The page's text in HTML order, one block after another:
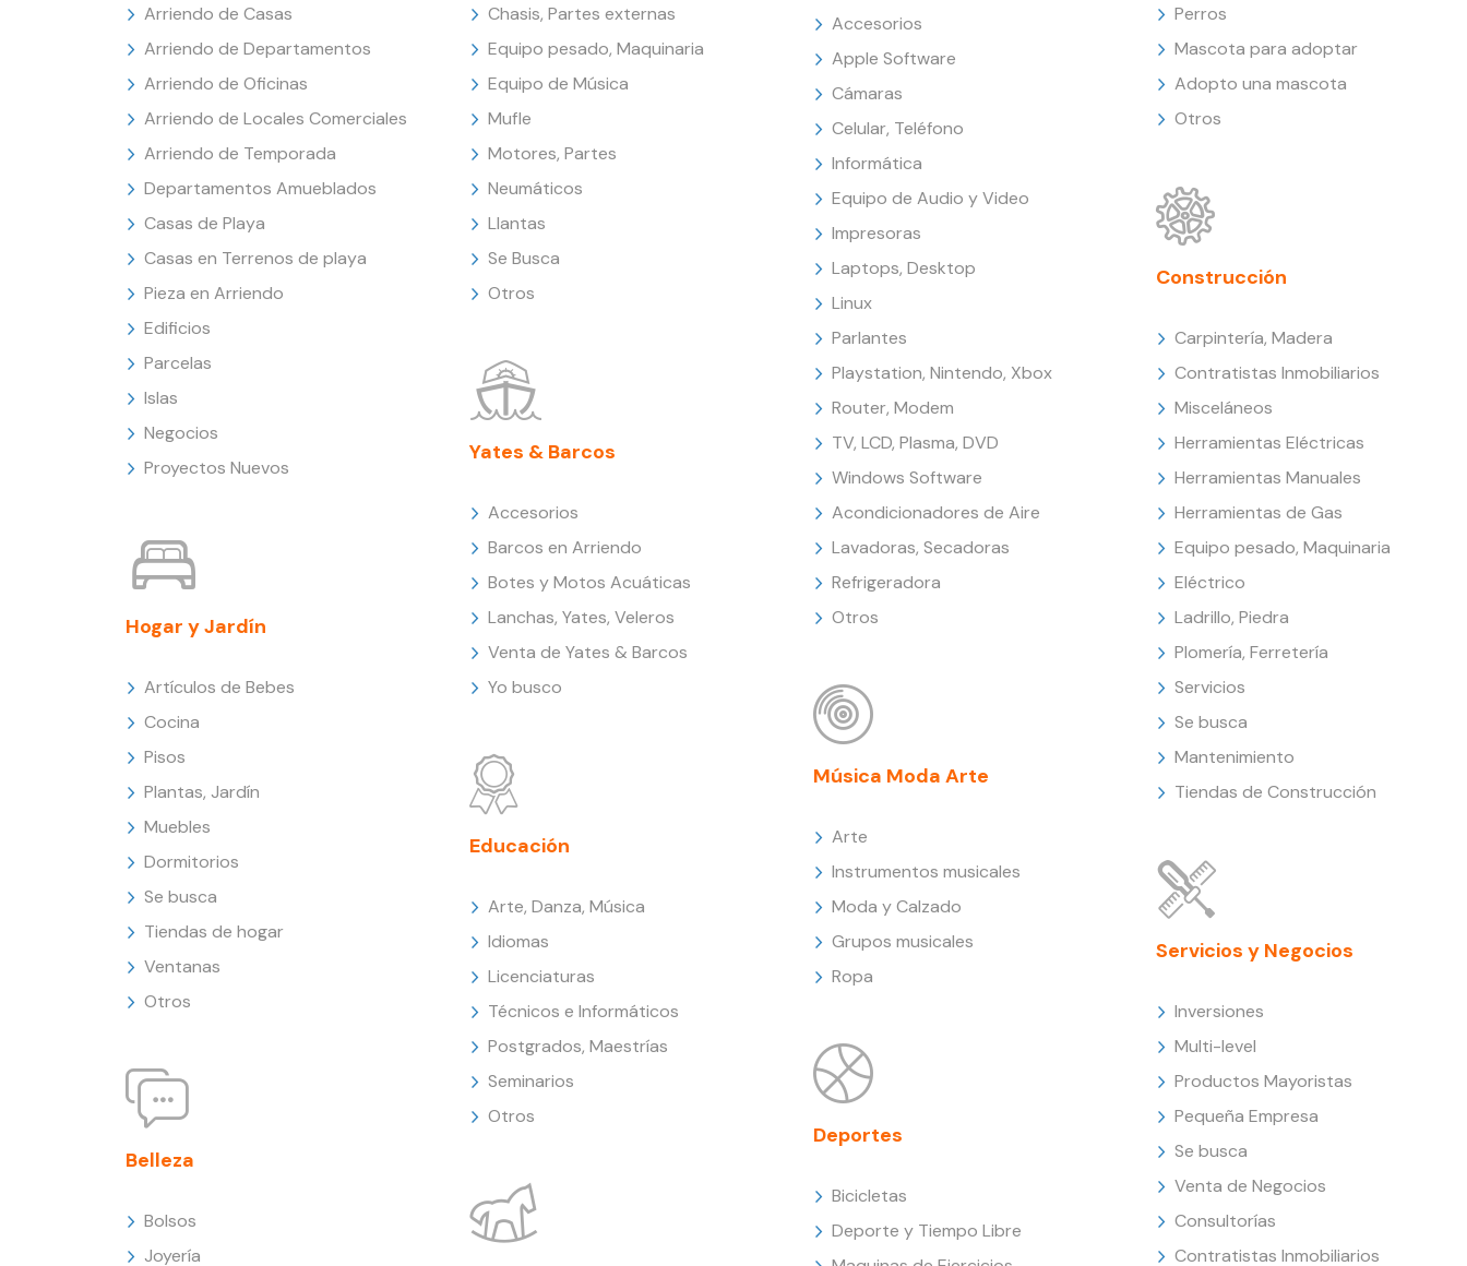
Arriendo de Casas
Arriendo de Departamentos
Arriendo de Oficinas
Arriendo de Locales Comerciales
Arriendo de Temporada
Departamentos Amueblados
Casas de Playa
Casas en Terrenos de playa
Pieza en Arriendo
Edificios
Parcelas
Islas
Negocios
Proyectos Nuevos
Hogar y Jardín
Artículos de Bebes
Cocina
Pisos
Plantas, Jardín
Muebles
Dormitorios
Se busca
Tiendas de hogar
Ventanas
Otros
Belleza
Bolsos
Joyería
Chasis, Partes externas
Equipo pesado, Maquinaria
Equipo de Música
Mufle
Motores, Partes
Neumáticos
Llantas
Se Busca
Otros
Yates & Barcos
Accesorios
Barcos en Arriendo
Botes y Motos Acuáticas
Lanchas, Yates, Veleros
Venta de Yates & Barcos
Yo busco
Educación
Arte, Danza, Música
Idiomas
Licenciaturas
Técnicos e Informáticos
Postgrados, Maestrías
Seminarios
Otros
Accesorios
Apple Software
Cámaras
Celular, Teléfono
Informática
Equipo de Audio y Video
Impresoras
Laptops, Desktop
Linux
Parlantes
Playstation, Nintendo, Xbox
Router, Modem
TV, LCD, Plasma, DVD
Windows Software
Acondicionadores de Aire
Lavadoras, Secadoras
Refrigeradora
Otros
Música Moda Arte
Arte
Instrumentos musicales
Moda y Calzado
Grupos musicales
Ropa
Deportes
Bicicletas
Deporte y Tiempo Libre
Perros
Mascota para adoptar
Adopto una mascota
Otros
Construcción
Carpintería, Madera
Contratistas Inmobiliarios
Misceláneos
Herramientas Eléctricas
Herramientas Manuales
Herramientas de Gas
Equipo pesado, Maquinaria
Eléctrico
Ladrillo, Piedra
Plomería, Ferretería
Servicios
Se busca
Mantenimiento
Tiendas de Construcción
Servicios y Negocios
Inversiones
Multi-level
Productos Mayoristas
Pequeña Empresa
Se busca
Venta de Negocios
Consultorías
Contratistas Inmobiliarios